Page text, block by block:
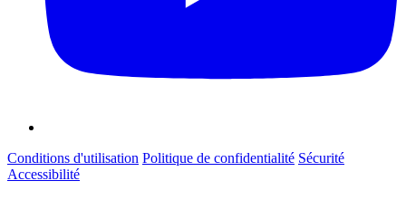
Conditions d'utilisation Politique de confidentialité Sécurité
Accessibilité